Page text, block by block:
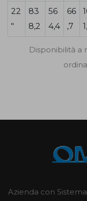
22
"
83
8,2
56
4,4
66
,7
Disponibilità a
Azienda con